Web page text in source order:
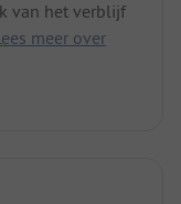
van het verblijf
meer over